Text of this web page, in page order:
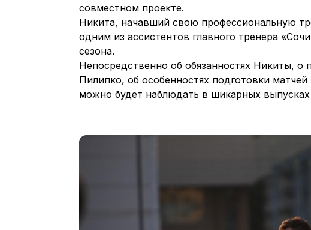
совместном проекте.
Никита, начавший свою профессиональную
одним из ассистентов главного тренера
сезона.
Непосредственно об обязанностях Никиты, о
Пилипко, об особенностях подготовки
можно будет наблюдать в шикарных выпусках